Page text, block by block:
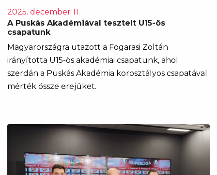
2025. december 11.
A Puskás Akadémiával tesztelt U15-ös
csapatunk
Magyarországra utazott a Fogarasi Zoltán
irányította U15-ös akadémiai csapatunk, ahol
szerdán a Puskás Akadémia korosztályos csapatával
mérték össze erejüket.